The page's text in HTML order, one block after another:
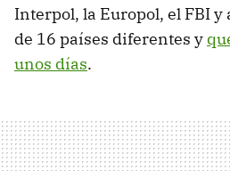
Interpol, la Europol, el FBI y
de 16 países diferentes y
unos días.